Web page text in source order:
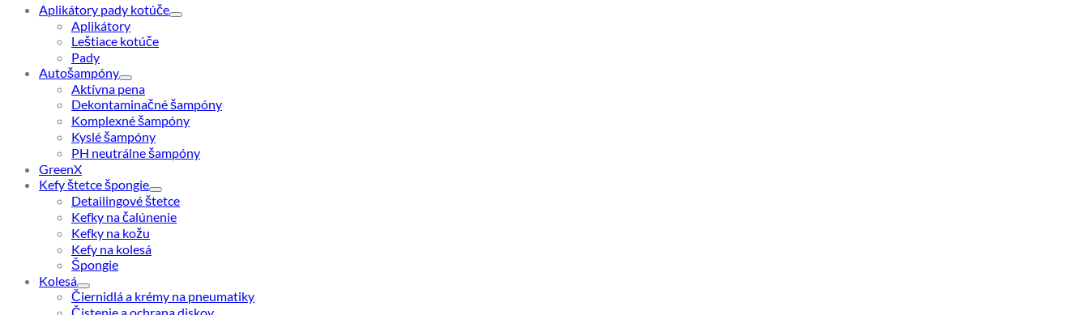
po
Aplikátory pady kotúče
Aplikátory
Leštiace kotúče
Pady
Autošampóny
Aktívna pena
Dekontaminačné šampóny
Komplexné šampóny
Kyslé šampóny
PH neutrálne šampóny
GreenX
Kefy štetce špongie
Detailingové štetce
Kefky na čalúnenie
Kefky na kožu
Kefy na kolesá
Špongie
Kolesá
Čiernidlá a krémy na pneumatiky
Čistenie a ochrana diskov